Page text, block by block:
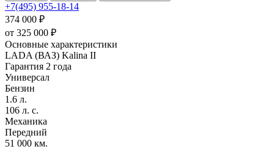
+7(495) 955-18-14
374 000 ₽
от 325 000 ₽
Основные характеристики
LADA (ВАЗ) Kalina II
Гарантия 2 года
Универсал
Бензин
1.6 л.
106 л. с.
Механика
Передний
51 000 км.